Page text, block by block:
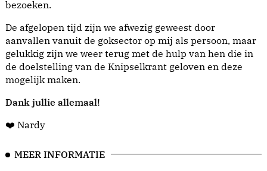
bezoeken.
De afgelopen tijd zijn we afwezig geweest door
aanvallen vanuit de goksector op mij als persoon, maar
gelukkig zijn we weer terug met de hulp van hen die in
de doelstelling van de Knipselkrant geloven en deze
mogelijk maken.
Dank jullie allemaal!
❤️ Nardy
MEER INFORMATIE